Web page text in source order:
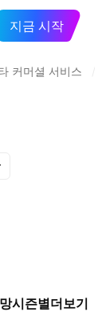
지금 시작
커머셜 서비스
시즌별더보기